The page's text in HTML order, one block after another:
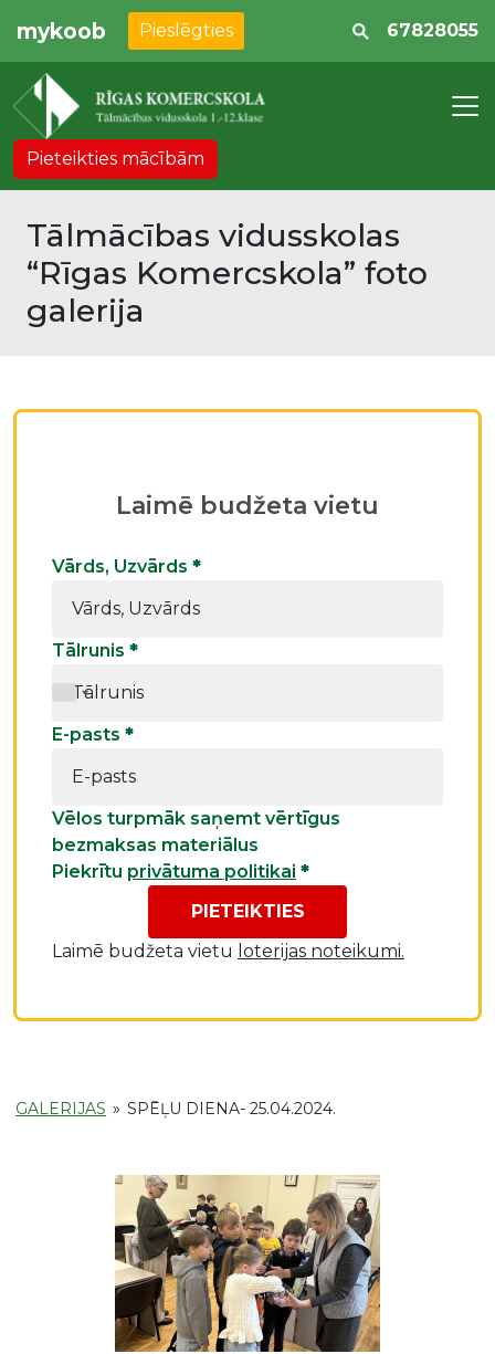
mykoob Pieslēgties 67828055
Pieteikties mācībām
Tālmācības vidusskolas
“Rīgas Komercskola” foto
galerija
GALERIJAS » SPĒĻU DIENA- 25.04.2024.
Laimē budžeta vietu
Vārds, Uzvārds *
Tālrunis *
E-pasts *
Vēlos turpmāk saņemt vērtīgus
bezmaksas materiālus
Piekrītu privātuma politikai *
PIETEIKTIES
Laimē budžeta vietu loterijas noteikumi.